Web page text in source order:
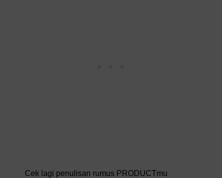
Cek lagi penulisan rumus PRODUCTmu